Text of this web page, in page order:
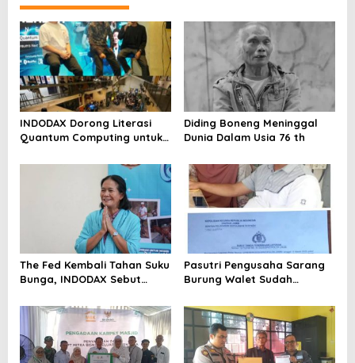
INDODAX Dorong Literasi
Quantum Computing untuk
Blockchain
Diding Boneng Meninggal
Dunia Dalam Usia 76 th
The Fed Kembali Tahan Suku
Bunga, INDODAX Sebut
Sentimen Pasar
Pasutri Pengusaha Sarang
Burung Walet Sudah
Pelapor Desak Polda Jambi
Segera Lakukan Penahanan